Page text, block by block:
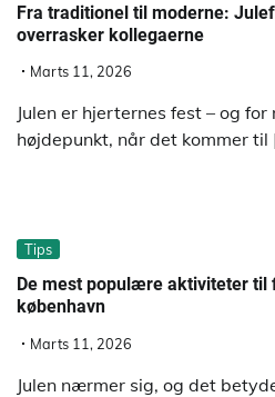
Fra traditionel til moderne:
overrasker kollegaerne
Marts 11, 2026
Julen er hjerternes fest – og
højdepunkt, når det kommer til
Tips
De mest populære aktiviteter
københavn
Marts 11, 2026
Julen nærmer sig, og det